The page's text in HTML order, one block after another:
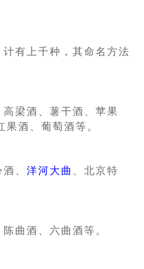
有上千种，其命名方法
高梁酒、薯干酒、苹果
酒、葡萄酒等。
酒、洋河大曲 、北京特
曲酒、六曲酒等。